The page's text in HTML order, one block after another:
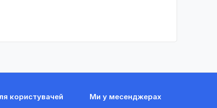
користувачей Ми у месенджерах